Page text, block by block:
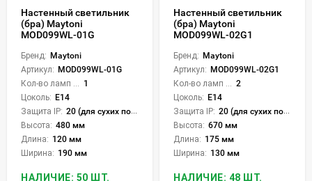
Настенный светильник
(бра) Maytoni
MOD099WL-01G
Бренд: Maytoni
Артикул: MOD099WL-01G
1
Цоколь: E14
Защита IP: 20 (для сухих пом.)
Высота: 480 мм
Длина: 120 мм
Ширина: 190 мм
НАЛИЧИЕ: 50 ШТ.
Настенный светильник
(бра) Maytoni
MOD099WL-02G1
Бренд: Maytoni
Артикул: MOD099WL-02G1
2
Цоколь: E14
Защита IP: 20 (для сухих пом.)
Высота: 670 мм
Длина: 175 мм
Ширина: 130 мм
НАЛИЧИЕ: 48 ШТ.